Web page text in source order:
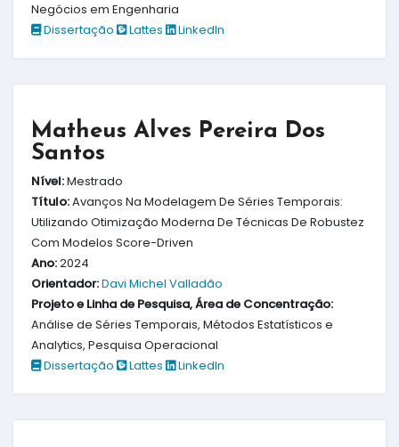
Negócios em Engenharia
Dissertação
Lattes LinkedIn
Matheus Alves Pereira Dos
Santos
Nível:Mestrado
Título:Avanços Na Modelagem De Séries Temporais:
Utilizando Otimização Moderna De Técnicas De Robustez
Com Modelos Score-Driven
Ano:2024
Orientador:Davi Michel Valladão
Projeto e Linha de Pesquisa, Área de Concentração:
Análise de Séries Temporais, Métodos Estatísticos e
Analytics, Pesquisa Operacional
Dissertação
Lattes LinkedIn